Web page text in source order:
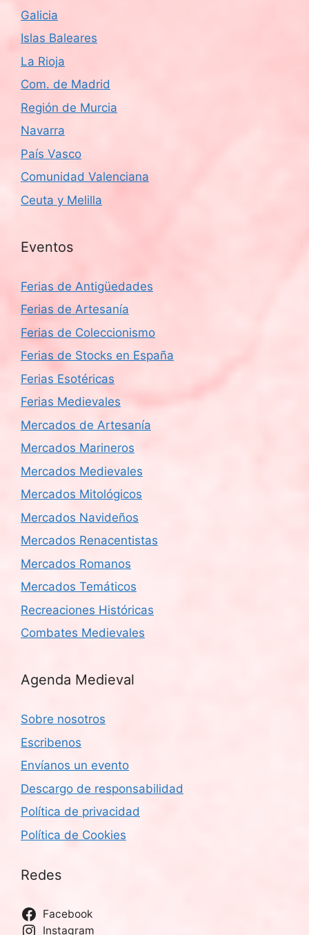
Galicia
Islas Baleares
La Rioja
Com. de Madrid
Región de Murcia
Navarra
País Vasco
Comunidad Valenciana
Ceuta y Melilla
Eventos
Ferias de Antigüedades
Ferias de Artesanía
Ferias de Coleccionismo
Ferias de Stocks en España
Ferias Esotéricas
Ferias Medievales
Mercados de Artesanía
Mercados Marineros
Mercados Medievales
Mercados Mitológicos
Mercados Navideños
Mercados Renacentistas
Mercados Romanos
Mercados Temáticos
Recreaciones Históricas
Combates Medievales
Agenda Medieval
Sobre nosotros
Escribenos
Envíanos un evento
Descargo de responsabilidad
Política de privacidad
Política de Cookies
Redes
Facebook
Instagram